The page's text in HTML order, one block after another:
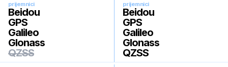
prijemnici
Beidou
GPS
Galileo
Glonass
QZSS
prijemnici
Beidou
GPS
Galileo
Glonass
QZSS